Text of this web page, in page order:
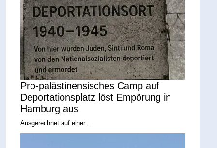
Pro-palästinensisches Camp auf
Deportationsplatz löst Empörung in
Hamburg aus
Ausgerechnet auf einer ...